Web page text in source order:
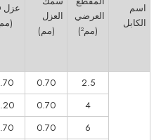
اسم
الكابل
العرضي
(مم²)
العزل
(مم)
عزل OD
2.5
0.70
4
0.70
6
0.70